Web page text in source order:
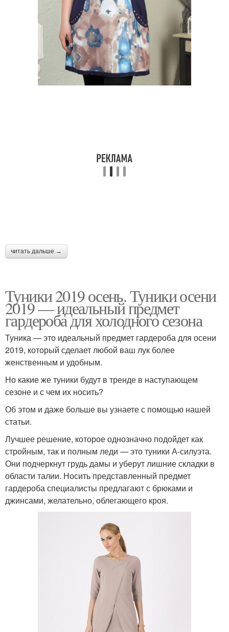
читать дальше →
Туники 2019 осень. Туники осени
2019 — идеальный предмет
гардероба для холодного сезона
Туника — это идеальный предмет гардероба для осени
2019, который сделает любой ваш лук более
женственным и удобным.
Но какие же туники будут в тренде в наступающем
сезоне и с чем их носить?
Об этом и даже больше вы узнаете с помощью нашей
статьи.
Лучшее решение, которое однозначно подойдет как
стройным, так и полным леди — это туники А-силуэта.
Они подчеркнут грудь дамы и уберут лишние складки в
области талии. Носить представленный предмет
гардероба специалисты предлагают с брюками и
джинсами, желательно, облегающего кроя.